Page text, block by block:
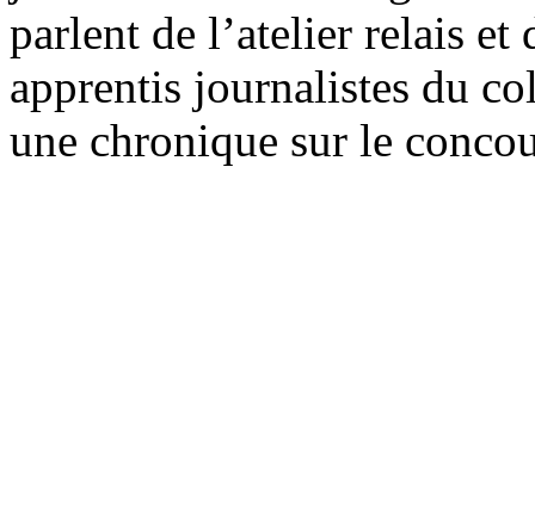
parlent de l’atelier relais
apprentis journalistes du
une chronique sur le